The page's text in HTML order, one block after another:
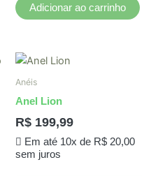
Adicionar ao carrinho
Anéis
Anel Lion
R$ 199,99
Em até 10x de R$20,00
sem juros